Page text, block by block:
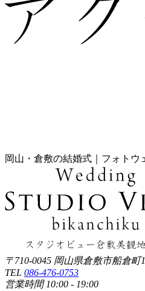
岡山・倉敷の結婚式｜フォトウ
〒710-0045 岡山県倉敷市船倉町
TEL 086-476-0753
営業時間 10:00 - 19:00